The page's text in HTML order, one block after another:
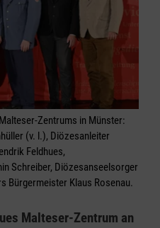
Zentrums in Münster:
(v. l.), Diözesanleiter
Feldhues,
Schreiber, Diözesanseelsorger
Bürgermeister Klaus Rosenau.
Malteser-Zentrum an